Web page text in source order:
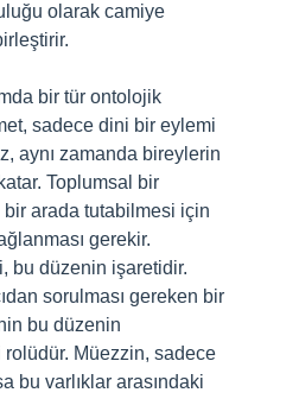
olarak camiye
bir tür ontolojik
sadece dini bir eylemi
aynı zamanda bireylerin
Toplumsal bir
bir arada tutabilmesi için
gerekir.
bu düzenin işaretidir.
sorulması gereken bir
bu düzenin
rolüdür. Müezzin, sadece
bu varlıklar arasındaki